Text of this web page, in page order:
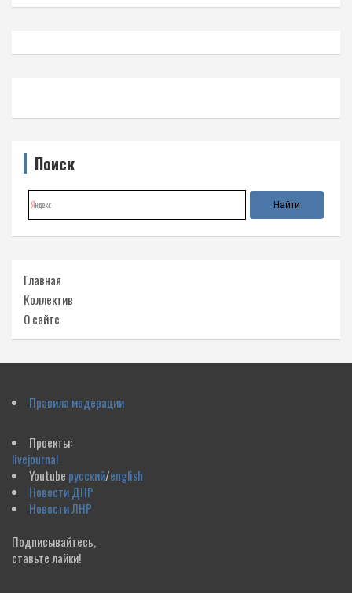
Поиск
Главная
Коллектив
О сайте
Правила модерации
Проекты:
livejournal
Youtube русский/english
Новости ДНР
Новости ЛНР
Подписывайтесь,
ставьте лайки!